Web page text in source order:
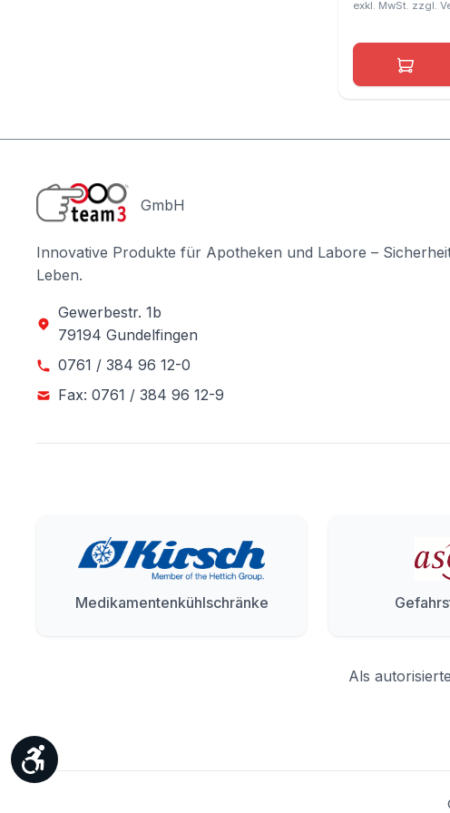
GmbH
Innovative Produkte für Apotheken und Labore –
Leben.
Gewerbestr. 1b
79194 Gundelfingen
0761 / 384 96 12-0
Fax: 0761 / 384 96 12-9
Medikamentenkühlschränke
Als
Werkzeugleiste anzeigen